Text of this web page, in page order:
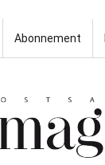
Abonnement